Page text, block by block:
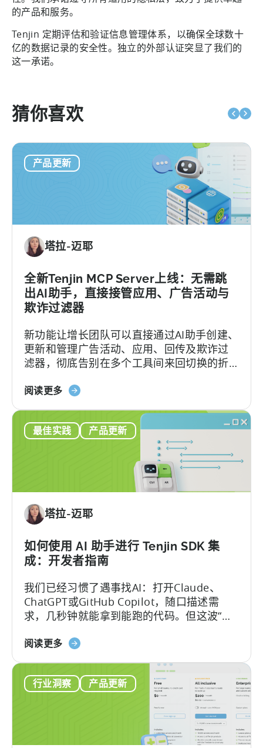
的产品和服务。
Tenjin 定期评估和验证信息管理体系，以确保全球数十
亿的数据记录的安全性。独立的外部认证突显了我们的
这一承诺。
猜你喜欢
产品更新
塔拉-迈耶
全新Tenjin MCP Server上线：无需跳
出AI助手，直接接管应用、广告活动与
欺诈过滤器
新功能让增长团队可以直接通过AI助手创建、
更新和管理广告活动、应用、回传及欺诈过
滤器，彻底告别在多个工具间来回切换的折
阅读更多about
the
Apps,
and
Fraud
Without
Leaving
Your
Assistant
最佳实践 产品更新
塔拉-迈耶
如何使用 AI 助手进行 Tenjin SDK 集
成：开发者指南
我们已经习惯了遇事找AI：打开Claude、
ChatGPT或GitHub Copilot，随口描述需
求，几秒钟就能拿到能跑的代码。但这波“效
Hallucination（大模型幻觉）.
阅读更多关
何
行业洞察 产品更新